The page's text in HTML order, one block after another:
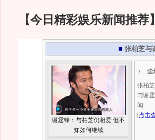
【今日精彩娱乐新闻推荐】